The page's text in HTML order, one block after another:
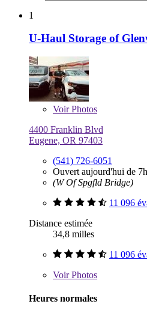
1
U-Haul Storage of
VoirPhotos
4400 Franklin Blvd
Eugene, OR 97403
(541) 726-6051
Ouvert aujourd'hui de
(W Of Spgfld Bridge)
11 096
Distance estimée
34,8 milles
11 096
VoirPhotos
Heures normales